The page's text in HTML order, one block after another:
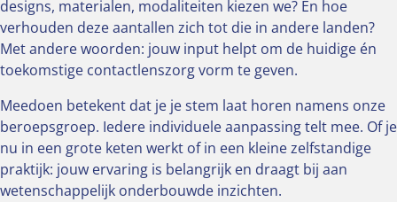
designs, materialen, modaliteiten kiezen we? En hoe
verhouden deze aantallen zich tot die in andere landen?
Met andere woorden: jouw input helpt om de huidige én
toekomstige contactlenszorg vorm te geven.
Meedoen betekent dat je je stem laat horen namens onze
beroepsgroep. Iedere individuele aanpassing telt mee. Of je
nu in een grote keten werkt of in een kleine zelfstandige
praktijk: jouw ervaring is belangrijk en draagt bij aan
wetenschappelijk onderbouwde inzichten.